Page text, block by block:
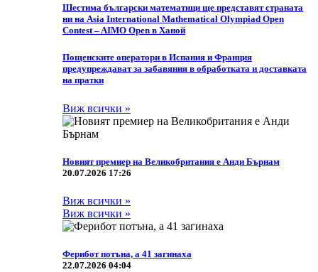
Шестима български математици ще представят страната
ни на Asia International Mathematical Olympiad Open
Contest – AIMO Open в Ханой
Пощенските оператори в Испания и Франция
предупреждават за забавяния в обработката и доставката
на пратки
Виж всички »
Новият премиер на Великобритания е Анди Бърнам
20.07.2026 17:26
Виж всички »
Виж всички »
Ферибот потъна, а 41 загинаха
22.07.2026 04:04